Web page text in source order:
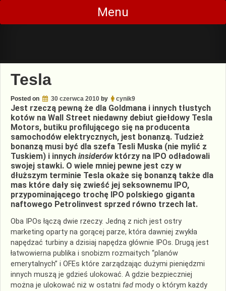
Skip
content
Menu
Tesla
Posted on 30 czerwca 2010 by cynik9
Jest rzeczą pewną że dla Goldmana i innych tłustych
kotów na Wall Street niedawny debiut giełdowy Tesla
Motors, butiku profilującego się na producenta
samochodów elektrycznych, jest bonanzą. Tudzież
bonanzą musi być dla szefa Tesli Muska (nie mylić z
Tuskiem) i innych insiderówktórzy na IPO odładowali
swojej stawki. O wiele mniej pewne jest czy w
dłuższym terminie Tesla okaże się bonanzą także dla
mas które dały się zwieść jej seksownemu IPO,
przypominającego trochę IPO polskiego giganta
naftowego Petrolinvest sprzed równo trzech lat.
Oba IPOs łączą dwie rzeczy. Jedną z nich jest ostry
marketing oparty na gorącej parze, która dawniej zwykła
napędzać turbiny a dzisiaj napędza głównie IPOs. Drugą jest
łatwowierna publika i snobizm rozmaitych “planów
emerytalnych” i OFEs które zarządzając dużymi pieniędzmi
innych muszą je gdzieś ulokować. A gdzie bezpieczniej
można je ulokować niż w ostatni fad mody o którym każdy